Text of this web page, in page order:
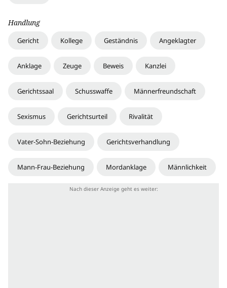
Handlung
Gericht Kollege Geständnis Angeklagter
Anklage Zeuge Beweis Kanzlei
Gerichtssaal Schusswaffe Männerfreundschaft
Sexismus Gerichtsurteil Rivalität
Vater-Sohn-Beziehung Gerichtsverhandlung
Mann-Frau-Beziehung Mordanklage Männlichkeit